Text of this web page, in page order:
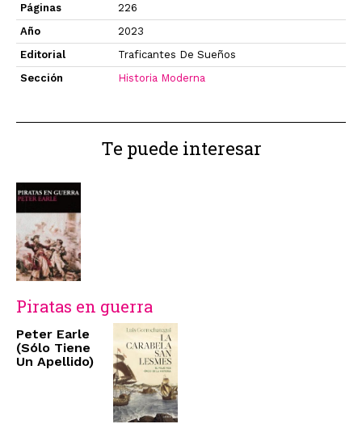
Páginas
226
Año
2023
Editorial
Traficantes De Sueños
Sección
Historia Moderna
Te puede interesar
Piratas en guerra
Peter Earle
(Sólo Tiene
Un Apellido)